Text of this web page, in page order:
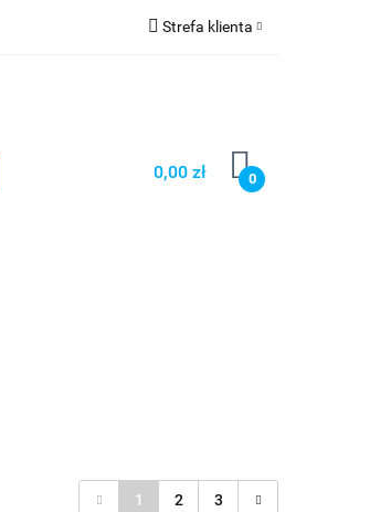
Strefa klienta
Dodaj zgłoszenie
0,00 zł 0
1 2 3